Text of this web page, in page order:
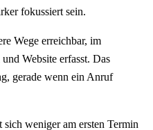
fokussiert sein.
Wege erreichbar, im
Website erfasst. Das
gerade wenn ein Anruf
weniger am ersten Termin